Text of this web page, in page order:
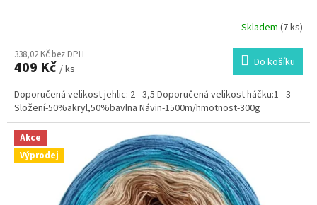
produktu
je
z
5
hvězdiček.
Skladem(7 ks)
338,02 Kč bez DPH
409 Kč / ks Do košíku
Doporučená velikost jehlic: 2 - 3,5 Doporučená velikost háčku:1 - 3
Složení-50%akryl,50%bavlna Návin-1500m/hmotnost-300g
Akce
Výprodej